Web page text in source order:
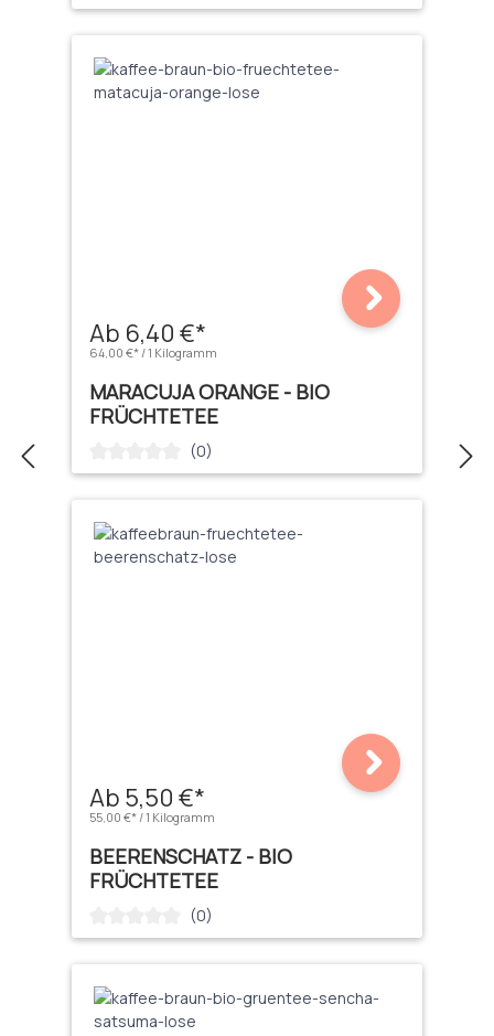
Ab 6,40 €*
64,00 €* / 1 Kilogramm
MARACUJA ORANGE - BIO
FRÜCHTETEE
Durchschnittliche Bewertung von 0 von 5 Sternen
(0)
Ab 5,50 €*
55,00 €* / 1 Kilogramm
BEERENSCHATZ - BIO
FRÜCHTETEE
Durchschnittliche Bewertung von 0 von 5 Sternen
(0)